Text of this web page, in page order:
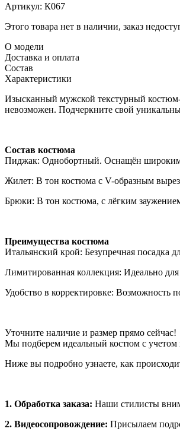
Артикул: К067
Этого товара нет в наличии, заказ
О модели
Доставка и оплата
Состав
Характеристики
Изысканный мужской текстурный костюм-
невозможен. Подчеркните свой
Состав костюма
Пиджак: Однобортный. Оснащён
Жилет: В тон костюма с V-образным
Брюки: В тон костюма, с лёгким
Преимущества костюма
Итальянский крой: Безупречная посадка
Лимитированная коллекция: Идеально
Удобство в корректировке: Возможность
Уточните наличие и размер прямо сейчас!
Мы подберем идеальный костюм с учетом
Ниже вы подробно узнаете, как
1. Обработка заказа: Наши стилисты
2. Видеосопровождение: Присылаем